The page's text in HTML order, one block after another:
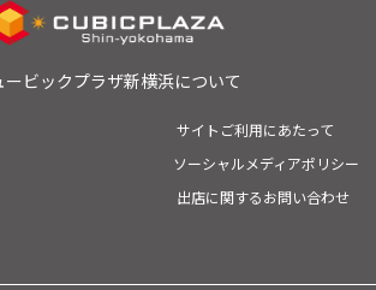
ービックプラザ新横浜について
サイトご利用にあたって
ソーシャルメディアポリシー
出店に関するお問い合わせ